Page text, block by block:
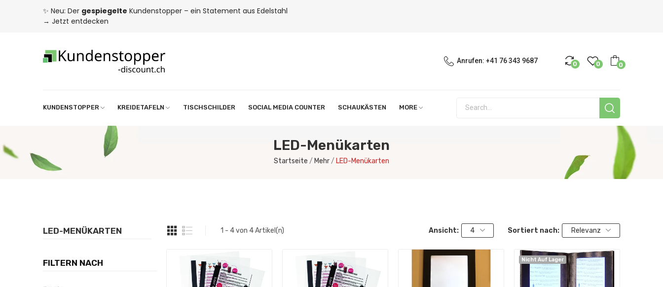
✨ Neu: Der gespiegelte Kundenstopper – ein Statement aus Edelstahl
→ Jetzt entdecken
Anrufen: +41 76 343 9687 0 0 0
KUNDENSTOPPER KREIDETAFELN TISCHSCHILDER SOCIAL MEDIA COUNTER SCHAUKÄSTEN MORE
LED-Menükarten
Startseite Mehr LED-Menükarten
LED-MENÜKARTEN
FILTERN NACH
1 - 4 von 4 Artikel(n) Ansicht: 4 Sortiert nach: Relevanz
Nicht Auf Lager